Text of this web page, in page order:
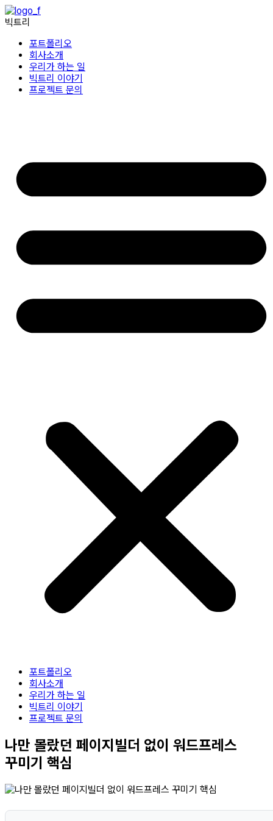
콘텐츠로
건너뛰기
빅트리
포트폴리오
회사소개
우리가 하는 일
빅트리 이야기
프로젝트 문의
포트폴리오
회사소개
우리가 하는 일
빅트리 이야기
프로젝트 문의
나만 몰랐던 페이지빌더 없이 워드프레스
꾸미기 핵심